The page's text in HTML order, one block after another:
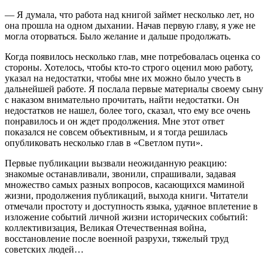
— Я думала, что работа над книгой займет несколько лет, но
она прошла на одном дыхании. Начав первую главу, я уже не
могла оторваться. Было желание и дальше продолжать.
Когда появилось несколько глав, мне потребовалась оценка со
стороны. Хотелось, чтобы кто-то строго оценил мою работу,
указал на недостатки, чтобы мне их можно было учесть в
дальнейшей работе. Я послала первые материалы своему сыну
с наказом внимательно прочитать, найти недостатки. Он
недостатков не нашел, более того, сказал, что ему все очень
понравилось и он ждет продолжения. Мне этот ответ
показался не совсем объективным, и я тогда решилась
опубликовать несколько глав в «Светлом пути».
Первые публикации вызвали неожиданную реакцию:
знакомые останавливали, звонили, спрашивали, задавая
множество самых разных вопросов, касающихся маминой
жизни, продолжения публикаций, выхода книги. Читатели
отмечали простоту и доступность языка, удачное вплетение в
изложение событий личной жизни исторических событий:
коллективизация, Великая Отечественная война,
восстановление после военной разрухи, тяжелый труд
советских людей…